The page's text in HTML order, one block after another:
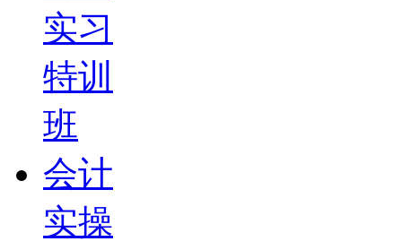
实习
特训
班
会计
实操